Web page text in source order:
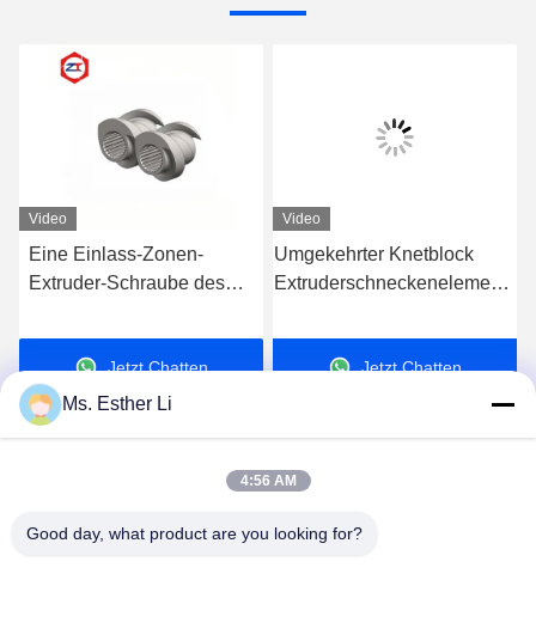
Video
Eine Einlass-Zonen-
Extruder-Schraube des
Maschine zerteilt 62.4mm
Od-Schrauben-Segmente
für Extruder Leistritz-
Reihe
Jetzt Chatten
Video
Umgekehrter Knetblock
Extruderschneckenelemente
intensivem Scherdesign
Jetzt Chatten
Nanjing Zhitian Mechanical And Electrical Co.,
Ms. Esther Li
4:56 AM
Good day, what product are you looking for?